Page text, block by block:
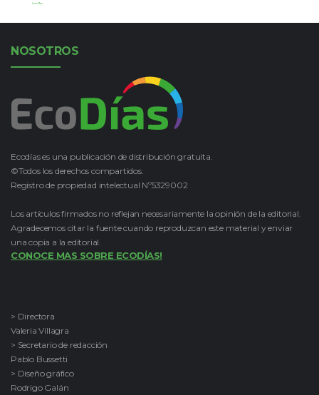
Leer Más
NOSOTROS
Ecodías es una publicación de distribución gratuita.
©Todos los derechos compartidos.
Registro de propiedad intelectual Nº5329002
Los artículos firmados no reflejan necesariamente la opinión de la editorial.
Agradecemos citar la fuente cuando reproduzcan este material y enviar
una copia a la editorial.
CONOCE MAS SOBRE ECODÍAS!
> Directora
Valeria Villagra
> Secretario de redacción
Pablo Bussetti
> Diseño gráfico
Rodrigo Galán